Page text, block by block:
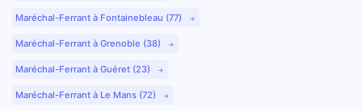
Maréchal-Ferrant à Fontainebleau (77)
Maréchal-Ferrant à Grenoble (38)
Maréchal-Ferrant à Guéret (23)
Maréchal-Ferrant à Le Mans (72)